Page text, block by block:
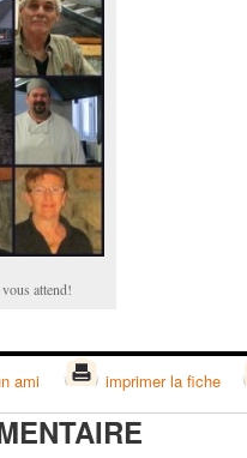
attend!
ami imprimer la fiche